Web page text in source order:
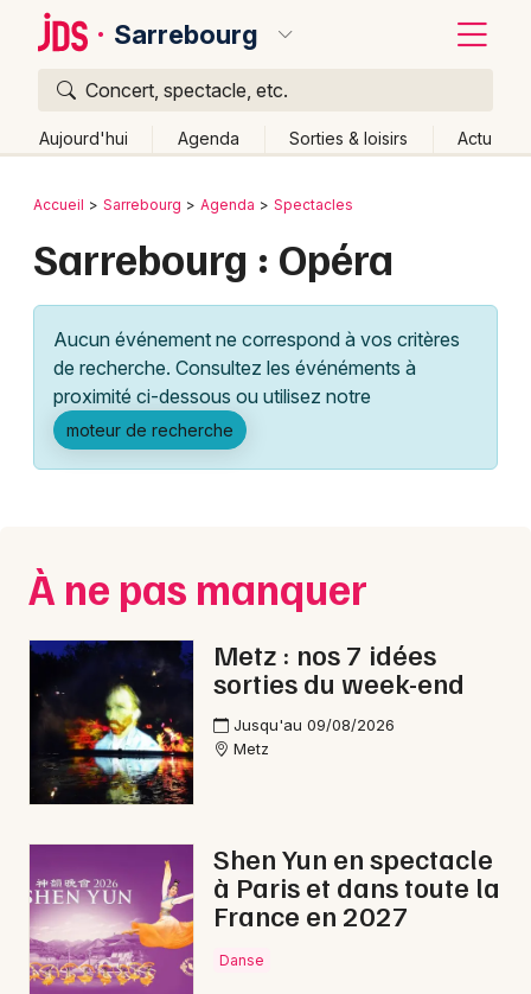
Sarrebourg
Concert, spectacle, etc.
Aujourd'hui Agenda Sorties & loisirs Actu
Publier un événement
Grands événements
Activité & Expérience
Manifestations
Spectacles
Concerts
Sports
Soirées
Sorties famille
Sorties & loisirs
Opéra en Moselle
Bordeaux
Lille
Lyon
Marseille
Nantes
Nice
Paris
Strasbourg
Toulouse
Retour
Accueil Sarrebourg Agenda Spectacles
Sarrebourg : Opéra
Aucun événement ne correspond à vos critères
de recherche. Consultez les événéments à
proximité ci-dessous ou utilisez notre
moteur de recherche
À ne pas manquer
Metz : nos 7 idées
sorties du week-end
Jusqu'au 09/08/2026
Metz
Shen Yun en spectacle
à Paris et dans toute la
France en 2027
Danse
Quoi ?
Où ?
Partout
Près de moi Changer de lieu
Quand ?
Ce week-end